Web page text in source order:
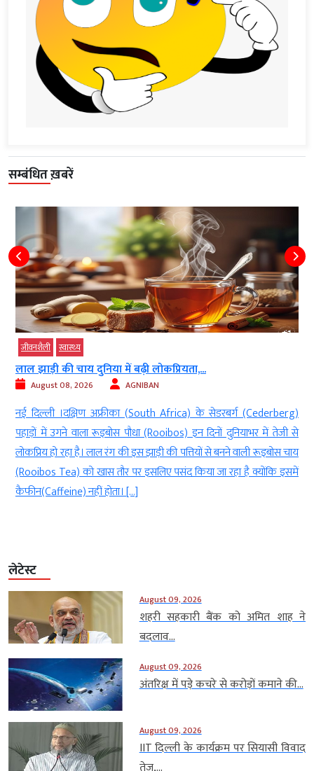
सम्बंधित ख़बरें
जीवनशैली स्‍वास्‍थ्‍य
लाल झाड़ी की चाय दुनिया में बढ़ी लोकप्रियता,...
August 08, 2026 AGNIBAN
नई दिल्ली ।दक्षिण अफ्रीका (South Africa) के सेडरबर्ग (Cederberg)
पहाड़ों में उगने वाला रूइबोस पौधा (Rooibos) इन दिनों दुनियाभर में तेजी से
लोकप्रिय हो रहा है। लाल रंग की इस झाड़ी की पत्तियों से बनने वाली रूइबोस चाय
(Rooibos Tea) को खास तौर पर इसलिए पसंद किया जा रहा है क्योंकि इसमें
कैफीन(Caffeine) नहीं होता। […]
लेटेस्ट
August 09, 2026
शहरी सहकारी बैंक को अमित शाह ने
बदलाव...
August 09, 2026
अंतरिक्ष में पड़े कचरे से करोड़ों कमाने की...
August 09, 2026
IIT दिल्ली के कार्यक्रम पर सियासी विवाद